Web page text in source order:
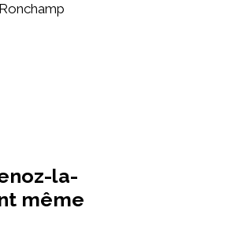
la-
même